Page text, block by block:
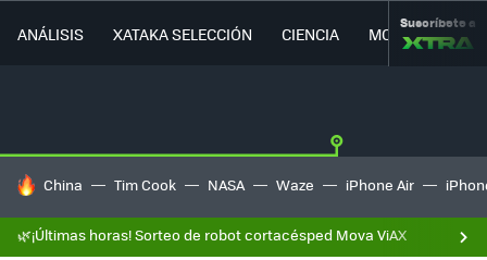
ANÁLISIS XATAKA SELECCIÓN CIENCIA MOVILIDAD
Suscríbete a
HOY SE HABLA DE
China Tim Cook NASA Waze iPhone Air
🌿¡Últimas horas! Sorteo de robot cortacésped Mova ViAX